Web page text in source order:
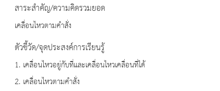
สาระสำคัญ/ความคิดรวมยอด
เคลื่อนไหวตามคำสั่ง
ตัวชี้วัด/จุดประสงค์การเรียนรู้
1. เคลื่อนไหวอยู่กับที่และเคลื่อนไหวเคลื่อนที่ได้
2. เคลื่อนไหวตามคำสั่ง